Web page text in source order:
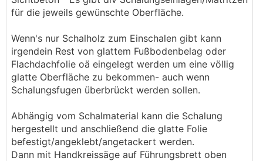
für die jeweils gewünschte Oberfläche.
Wenn's nur Schalholz zum Einschalen gibt kann
irgendein Rest von glattem Fußbodenbelag oder
Flachdachfolie oä eingelegt werden um eine völlig
glatte Oberfläche zu bekommen- auch wenn
Schalungsfugen überbrückt werden sollen.
Abhängig vom Schalmaterial kann die Schalung
hergestellt und anschließend die glatte Folie
befestigt/angeklebt/angetackert werden.
Dann mit Handkreissäge auf Führungsbrett oben